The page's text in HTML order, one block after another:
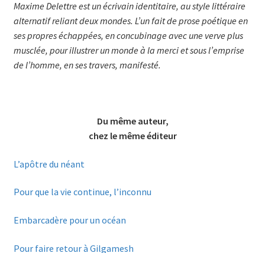
Maxime Delettre est un écrivain identitaire, au style littéraire
alternatif reliant deux mondes. L’un fait de prose poétique en
ses propres échappées, en concubinage avec une verve plus
musclée, pour illustrer un monde à la merci et sous l’emprise
de l’homme, en ses travers, manifesté.
Du même auteur,
chez le même éditeur
L’apôtre du néant
Pour que la vie continue, l’inconnu
Embarcadère pour un océan
Pour faire retour à Gilgamesh